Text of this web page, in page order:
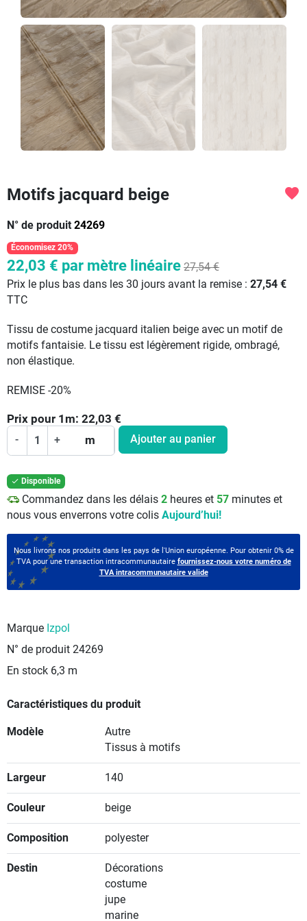
Motifs jacquard beige
N° de produit 24269
favorite
Économisez 20%
22,03 € par mètre linéaire 27,54 €
Prix le plus bas dans les 30 jours avant la remise : 27,54 €
TTC
Tissu de costume jacquard italien beige avec un motif de
motifs fantaisie. Le tissu est légèrement rigide, ombragé,
non élastique.
REMISE -20%
Prix pour 1 m: 22,03 €
- + m Ajouter au panier
 Disponible
Commandez dans les délais 2 heures et 57 minutes et
nous vous enverrons votre colis Aujourd’hui!
Nous livrons nos produits dans les pays de l'Union européenne. Pour obtenir 0% de
TVA pour une transaction intracommunautaire fournissez-nous votre numéro de
TVA intracommunautaire valide
Marque Izpol
N° de produit 24269
En stock 6,3 m
Caractéristiques du produit
Modèle
Autre
Tissus à motifs
Largeur 140
Couleur beige
Composition polyester
Destin
Décorations
costume
jupe
marine